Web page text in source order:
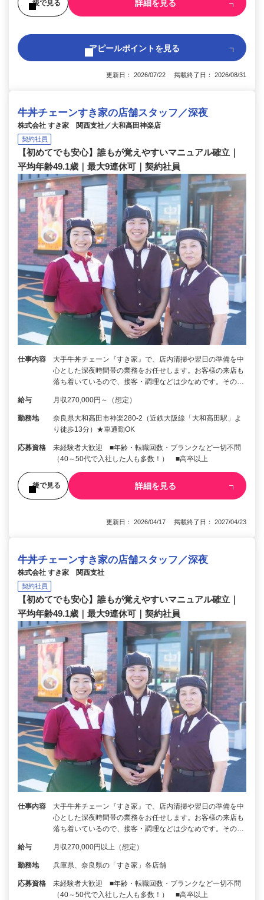
後で見る 詳細を見る
アピールポイントを見る
更新日： 2026/07/22 掲載終了日： 2026/08/31
牛丼チェーンすき家の店舗スタッフ／深夜
株式会社 すき家 関西支社／大和高田神楽店
契約社員
【初めてでも安心】誰もが覚えやすいマニュアル確立｜
平均年齢49.1歳｜最大9連休可｜契約社員
仕事内容
大手牛丼チェーン『すき家』で、店内清掃や翌日の準備を中
心とした深夜時間帯の業務をお任せします。お客様の来店も
落ち着いているので、接客・調理などは少なめです。その…
給与 月収270,000円～（想定）
勤務地
奈良県大和高田市神楽280-2（近鉄大阪線「大和高田駅」よ
り徒歩13分）★車通勤OK
応募資格
未経験者大歓迎 ■年齢・転職回数・ブランクなど一切不問
（40～50代で入社した人も多数！） ■高卒以上
後で見る 詳細を見る
更新日： 2026/04/17 掲載終了日： 2027/04/23
牛丼チェーンすき家の店舗スタッフ／深夜
株式会社 すき家 関西支社
契約社員
【初めてでも安心】誰もが覚えやすいマニュアル確立｜
平均年齢49.1歳｜最大9連休可｜契約社員
仕事内容
大手牛丼チェーン『すき家』で、店内清掃や翌日の準備を中
心とした深夜時間帯の業務をお任せします。お客様の来店も
落ち着いているので、接客・調理などは少なめです。その…
給与 月収270,000円以上（想定）
勤務地 兵庫県、奈良県の「すき家」各店舗
応募資格
未経験者大歓迎 ■年齢・転職回数・ブランクなど一切不問
（40～50代で入社した人も多数！） ■高卒以上